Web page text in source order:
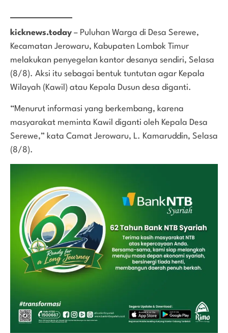
kicknews.today – Puluhan Warga di Desa Serewe,
Kecamatan Jerowaru, Kabupaten Lombok Timur
melakukan penyegelan kantor desanya sendiri, Selasa
(8/8). Aksi itu sebagai bentuk tuntutan agar Kepala
Wilayah (Kawil) atau Kepala Dusun desa diganti.
“Menurut informasi yang berkembang, karena
masyarakat meminta Kawil diganti oleh Kepala Desa
Serewe,” kata Camat Jerowaru, L. Kamaruddin, Selasa
(8/8).